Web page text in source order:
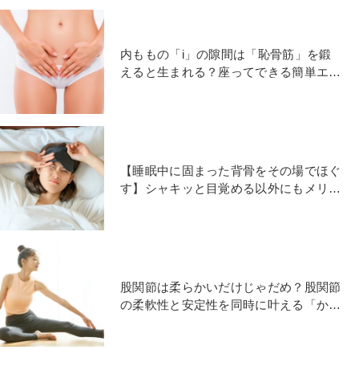
内ももの「i」の隙間は「恥骨筋」を鍛
えると生まれる？座ってできる簡単エク
【睡眠中に固まった背骨をその場でほぐ
す】シャキッと目覚める以外にもメリッ
股関節は柔らかいだけじゃだめ？股関節
の柔軟性と安定性を同時に叶える「かか